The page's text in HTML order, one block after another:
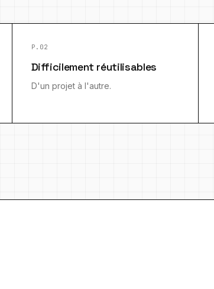
P.02
Difficilement réutilisables
D'un projet à l'autre.